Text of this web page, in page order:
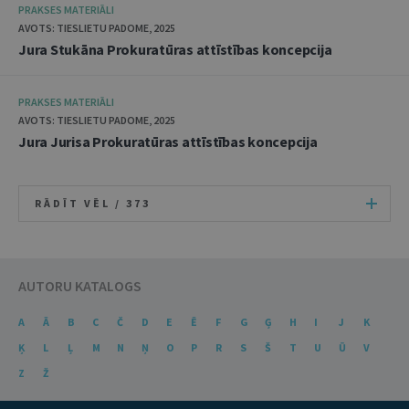
PRAKSES MATERIĀLI
AVOTS: TIESLIETU PADOME, 2025
Jura Stukāna Prokuratūras attīstības koncepcija
PRAKSES MATERIĀLI
AVOTS: TIESLIETU PADOME, 2025
Jura Jurisa Prokuratūras attīstības koncepcija
RĀDĪT VĒL / 373
AUTORU KATALOGS
A Ā B C Č D E Ē F G Ģ H I J
K
Ķ
L Ļ M N Ņ O P R S Š T U Ū
V
Z
Ž